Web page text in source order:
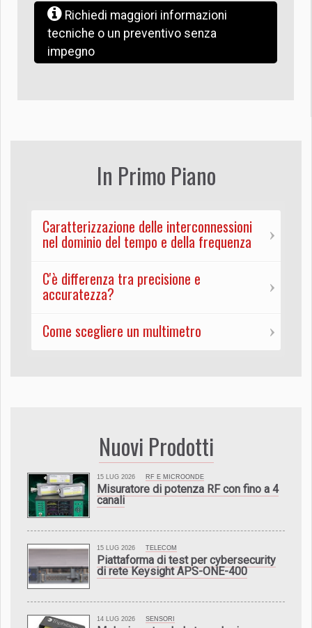
Richiedi maggiori informazioni
tecniche o un preventivo senza
impegno
In Primo Piano
Caratterizzazione delle interconnessioni
nel dominio del tempo e della frequenza
C'è differenza tra precisione e
accuratezza?
Come scegliere un multimetro
Nuovi Prodotti
15 LUG 2026 RF E MICROONDE
Misuratore di potenza RF con fino a 4
canali
15 LUG 2026 TELECOM
Piattaforma di test per cybersecurity
di rete Keysight APS-ONE-400
14 LUG 2026 SENSORI